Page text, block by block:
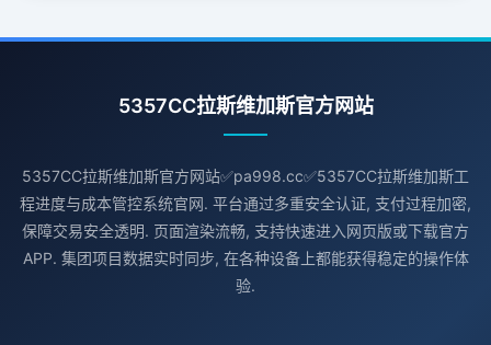
5357CC拉斯维加斯官方网站
5357CC拉斯维加斯官方网站✅pa998.cc✅5357CC拉斯维加斯工
程进度与成本管控系统官网. 平台通过多重安全认证, 支付过程加密,
保障交易安全透明. 页面渲染流畅, 支持快速进入网页版或下载官方
APP. 集团项目数据实时同步, 在各种设备上都能获得稳定的操作体
验.